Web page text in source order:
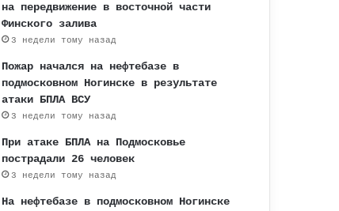
на передвижение в восточной части
Финского залива
3 недели тому назад
Пожар начался на нефтебазе в
подмосковном Ногинске в результате
атаки БПЛА ВСУ
3 недели тому назад
При атаке БПЛА на Подмосковье
пострадали 26 человек
3 недели тому назад
На нефтебазе в подмосковном Ногинске